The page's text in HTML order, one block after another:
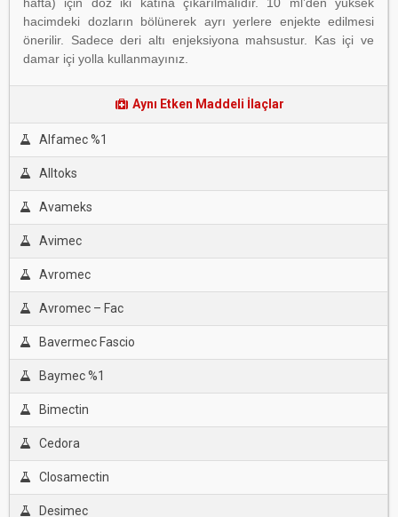
hacimdeki dozların bölünerek ayrı yerlere enjekte edilmesi
önerilir. Sadece deri altı enjeksiyona mahsustur. Kas içi ve
damar içi yolla kullanmayınız.
Aynı Etken Maddeli İlaçlar
Alfamec %1
Alltoks
Avameks
Avimec
Avromec
Avromec – Fac
Bavermec Fascio
Baymec %1
Bimectin
Cedora
Closamectin
Desimec